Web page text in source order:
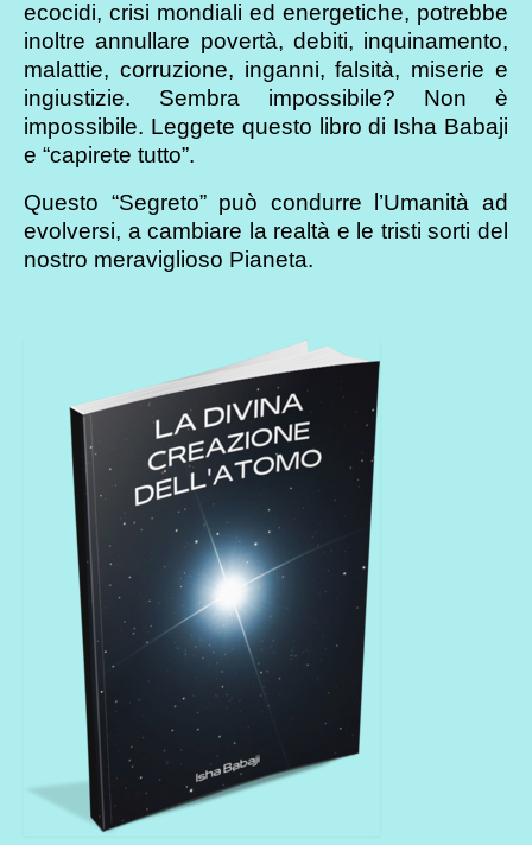
ecocidi, crisi mondiali ed energetiche, potrebbe
inoltre annullare povertà, debiti, inquinamento,
malattie, corruzione, inganni, falsità, miserie e
ingiustizie. Sembra impossibile? Non è
impossibile. Leggete questo libro di Isha Babaji
e “capirete tutto”.
Questo “Segreto” può condurre l’Umanità ad
evolversi, a cambiare la realtà e le tristi sorti del
nostro meraviglioso Pianeta.